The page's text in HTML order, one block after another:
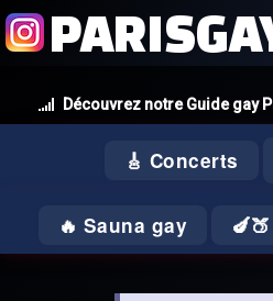
Découvrez notre Guide gay
🎸 Concerts
🔥 Sauna gay